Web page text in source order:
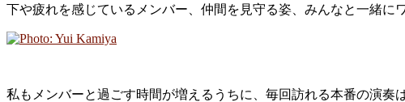
下や疲れを感じているメンバー、仲間を見守る姿、みんなと一緒に
私もメンバーと過ごす時間が増えるうちに、毎回訪れる本番の演